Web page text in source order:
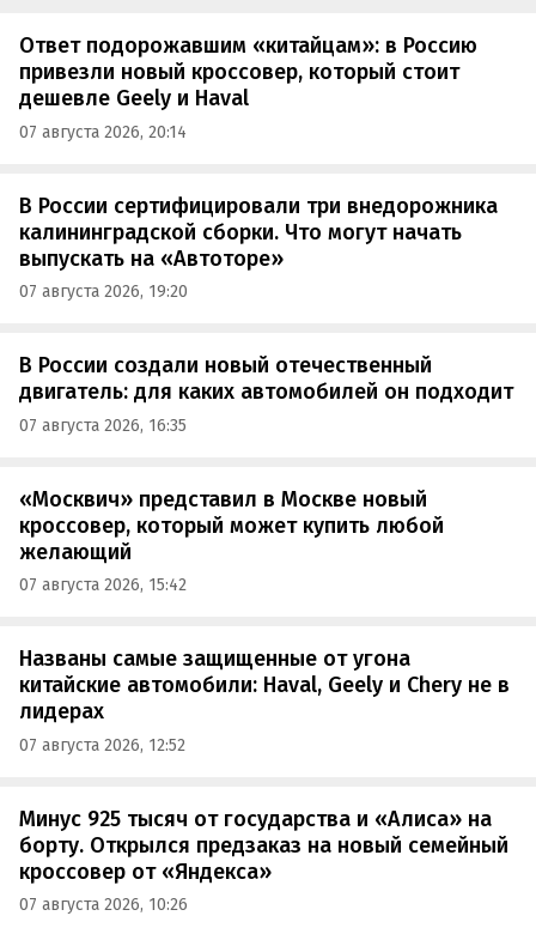
Ответ подорожавшим «китайцам»: в Россию
привезли новый кроссовер, который стоит
дешевле Geely и Haval
07 августа 2026, 20:14
В России сертифицировали три внедорожника
калининградской сборки. Что могут начать
выпускать на «Автоторе»
07 августа 2026, 19:20
В России создали новый отечественный
двигатель: для каких автомобилей он подходит
07 августа 2026, 16:35
«Москвич» представил в Москве новый
кроссовер, который может купить любой
желающий
07 августа 2026, 15:42
Названы самые защищенные от угона
китайские автомобили: Haval, Geely и Chery не в
лидерах
07 августа 2026, 12:52
Минус 925 тысяч от государства и «Алиса» на
борту. Открылся предзаказ на новый семейный
кроссовер от «Яндекса»
07 августа 2026, 10:26